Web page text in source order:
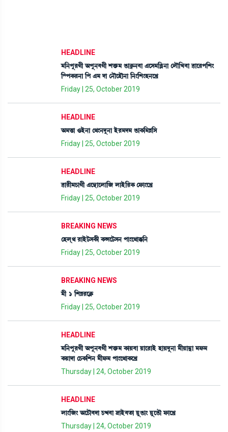
HEADLINE
³[>šå¹Kã "šå>¤Kã Åv¡û¡³ R¡àA¥¡>¤à &ìÎ³[¤Ã>à ëºï[J¤à ¯àì¹š[Å}
[ÑšA¡¹>à [š &³ ƒà ë>ïìÒï>à [>}[Å}Ò>ìJø
Friday | 25, October 2019
HEADLINE
"³v¡à *Òü>à ë=}>ƒå>à Òü¹³ƒ³ R¡àA¡[³Ä[Î
Friday | 25, October 2019
HEADLINE
¯à¹ã³W¡àKã &ì”‚àìºà[\ ºàÒü[¹A¡ ëó¡à}ìJø
Friday | 25, October 2019
BREAKING NEWS
ëÒºô= ¹àÒüi¡ÎA¡ã A¡Xìi¡Î> šà}ì=àB¡[>
Friday | 25, October 2019
BREAKING NEWS
³ã 1 [ÅÄ¹ìAÃ¡
Friday | 25, October 2019
HEADLINE
³[>šå¹Kã "šå>¤Kã Åv¡û¡³ A¡àÚ¤à Úàì¹àÒü ÒàÚƒå>à ³ãÚà³¥à ³ó¡³
A¡Úàƒà ëW¡A¡[Å> ³ãó¡³ šà}ì=àA¡ìJø
Thursday | 24, October 2019
HEADLINE
ºà}[\} "ìW¡ï¤ƒà W¡x¤à ‰àÒü¤t¡à ÚåR¡à} ÚåìR¡ï ó¡àìJø
Thursday | 24, October 2019